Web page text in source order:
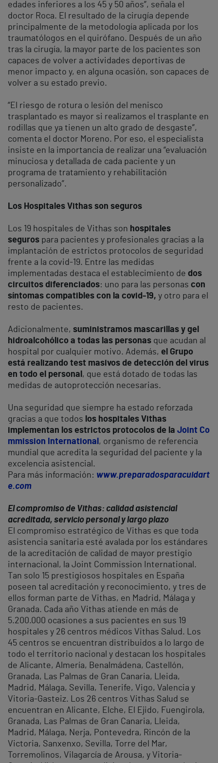
edades inferiores a los 45 y 50 años”, señala el
doctor Roca. El resultado de la cirugía depende
principalmente de la metodología aplicada por los
traumatólogos en el quirófano. Después de un año
tras la cirugía, la mayor parte de los pacientes son
capaces de volver a actividades deportivas de
menor impacto y, en alguna ocasión, son capaces de
volver a su estado previo.
“El riesgo de rotura o lesión del menisco
trasplantado es mayor si realizamos el trasplante en
rodillas que ya tienen un alto grado de desgaste”,
comenta el doctor Moreno. Por eso, el especialista
insiste en la importancia de realizar una “evaluación
minuciosa y detallada de cada paciente y un
programa de tratamiento y rehabilitación
personalizado”.
Los Hospitales Vithas son seguros
Los 19 hospitales de Vithas son hospitales
seguros para pacientes y profesionales gracias a la
implantación de estrictos protocolos de seguridad
frente a la covid-19. Entre las medidas
implementadas destaca el establecimiento de dos
circuitos diferenciados: uno para las personas con
síntomas compatibles con la covid-19, y otro para el
resto de pacientes.
Adicionalmente, suministramos mascarillas y gel
hidroalcohólico a todas las personas que acudan al
hospital por cualquier motivo. Además, el Grupo
está realizando test masivos de detección del virus
en todo el personal , que está dotado de todas las
medidas de autoprotección necesarias.
Una seguridad que siempre ha estado reforzada
gracias a que todos los hospitales Vithas
implementan los estrictos protocolos de la Joint Co
mmission International , organismo de referencia
mundial que acredita la seguridad del paciente y la
excelencia asistencial.
Para más información: www.preparadosparacuidart
e.com
El compromiso de Vithas: calidad asistencial
acreditada, servicio personal y largo plazo
El compromiso estratégico de Vithas es que toda
asistencia sanitaria esté avalada por los estándares
de la acreditación de calidad de mayor prestigio
internacional, la Joint Commission International.
Tan solo 15 prestigiosos hospitales en España
poseen tal acreditación y reconocimiento, y tres de
ellos forman parte de Vithas, en Madrid, Málaga y
Granada. Cada año Vithas atiende en más de
5.200.000 ocasiones a sus pacientes en sus 19
hospitales y 26 centros médicos Vithas Salud. Los
45 centros se encuentran distribuidos a lo largo de
todo el territorio nacional y destacan los hospitales
de Alicante, Almería, Benalmádena, Castellón,
Granada, Las Palmas de Gran Canaria, Lleida,
Madrid, Málaga, Sevilla, Tenerife, Vigo, Valencia y
Vitoria-Gasteiz. Los 26 centros Vithas Salud se
encuentran en Alicante, Elche, El Ejido, Fuengirola,
Granada, Las Palmas de Gran Canaria, Lleida,
Madrid, Málaga, Nerja, Pontevedra, Rincón de la
Victoria, Sanxenxo, Sevilla, Torre del Mar,
Torremolinos, Vilagarcía de Arousa, y Vitoria-